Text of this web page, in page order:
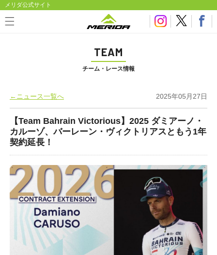
メリダ公式サイト
TEAM
チーム・レース情報
←ニュース一覧へ 2025年05月27日
【Team Bahrain Victorious】2025 ダミアーノ・
カルーゾ、バーレーン・ヴィクトリアスともう1年
契約延長！